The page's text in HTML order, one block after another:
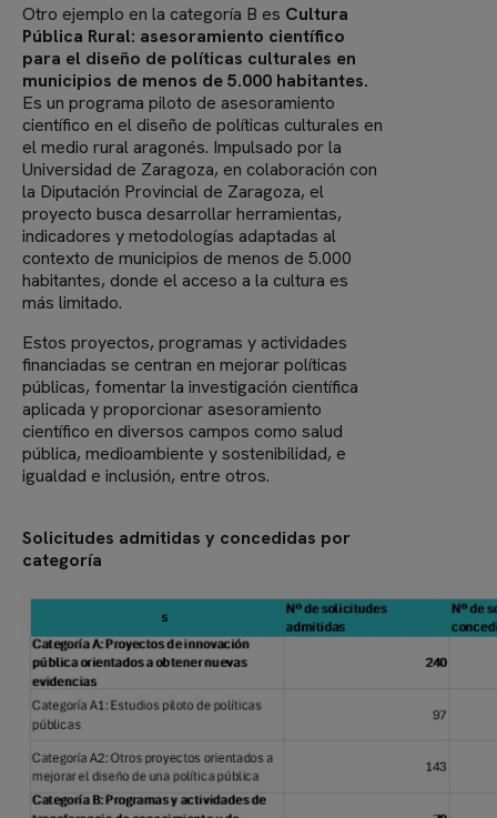
Otro ejemplo en la categoría B es Cultura
Pública Rural: asesoramiento científico
para el diseño de políticas culturales en
municipios de menos de 5.000 habitantes.
Es un programa piloto de asesoramiento
científico en el diseño de políticas culturales en
el medio rural aragonés. Impulsado por la
Universidad de Zaragoza, en colaboración con
la Diputación Provincial de Zaragoza, el
proyecto busca desarrollar herramientas,
indicadores y metodologías adaptadas al
contexto de municipios de menos de 5.000
habitantes, donde el acceso a la cultura es
más limitado.
Estos proyectos, programas y actividades
financiadas se centran en mejorar políticas
públicas, fomentar la investigación científica
aplicada y proporcionar asesoramiento
científico en diversos campos como salud
pública, medioambiente y sostenibilidad, e
igualdad e inclusión, entre otros.
Solicitudes admitidas y concedidas por
categoría